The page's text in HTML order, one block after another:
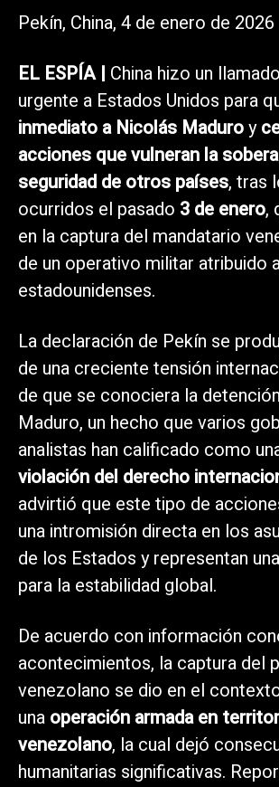
Pekín, China, 4 de enero de 2026
EL ESPÍA | China hizo un
urgente a Estados Unidos para
inmediato a Nicolás Maduroy
acciones que vulneran la
seguridad de otros países, tras
ocurridos el pasado 3 de enero,
en la captura del mandatario
de un operativo militar atribuido
estadounidenses.
La declaración de Pekín se
de una creciente tensión
de que se conociera la
Maduro, un hecho que varios
analistas han calificado como
violación del derecho
advirtió que este tipo de
una intromisión directa en los
de los Estados y representan
para la estabilidad global.
De acuerdo con información
acontecimientos, la captura del
venezolano se dio en el
una operación armada en
venezolano, la cual dejó
humanitarias significativas.